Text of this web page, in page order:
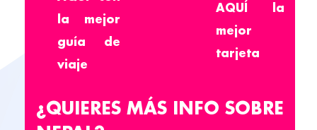
la mejor
guía de
viaje
AQUÍ la
mejor
tarjeta
¿QUIERES MÁS INFO SOBRE